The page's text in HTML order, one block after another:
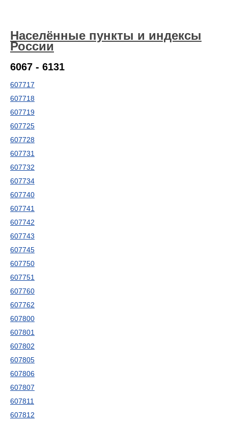
Населённые пункты и индексы
России
6067 - 6131
607717
607718
607719
607725
607728
607731
607732
607734
607740
607741
607742
607743
607745
607750
607751
607760
607762
607800
607801
607802
607805
607806
607807
607811
607812